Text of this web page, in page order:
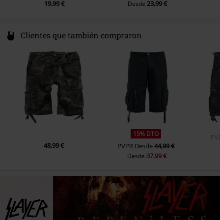
19,99 € Desde 23,99 €
Clientes que también compraron
48,99 €
15% DTO
PVPR Desde44,99 €
Desde37,99 €